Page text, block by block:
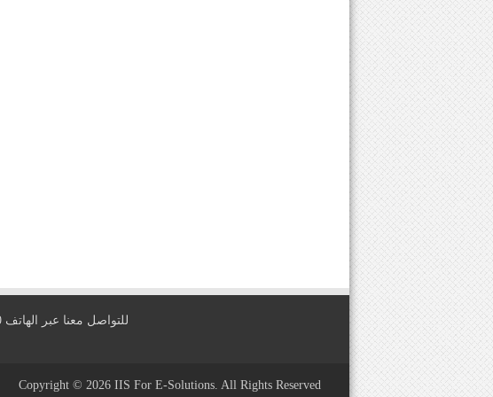
للتواصل معنا عبر الهاتف 0096170950660 او عبر البريد الالكتروني
Copyright © 2026 IIS For E-Solutions. All Rights Reserved